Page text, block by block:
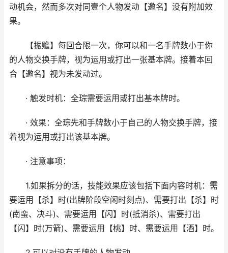
动机会，然而多次对同壹个人物发动【邀名】没有附加效
果。
【振赡】每回合限一次，你可以和一名手牌数小于你
的人物交换手牌，视为运用或打出一张基本牌。接着本回
合【邀名】视为未发动过。
· 触发时机：全琮需要运用或打出基本牌时。
· 效果：全琮先和手牌数小于自己的人物交换手牌，接
着视为运用或打出该基本牌。
· 注意事项：
1.如果拆分的话，技能效果应该包括下面内容时机：需
要运用【杀】时(出牌阶段空闲时刻点)、需要打出【杀】时
(南蛮、决斗)、需要运用【闪】时(抵消杀)、需要打出
【闪】时(万箭)、需要运用【桃】时、需要运用【酒】时。